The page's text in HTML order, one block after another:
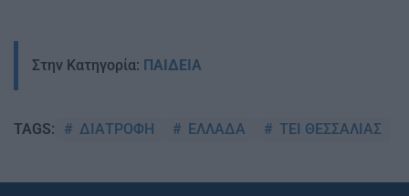
Στην Κατηγορία: ΠΑΙΔΕΙΑ
TAGS: ΔΙΑΤΡΟΦΗ ΕΛΛΑΔΑ ΤΕΙ ΘΕΣΣΑΛΙΑΣ